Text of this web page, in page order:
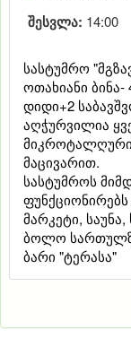
შესვლა: 14:00
სასტუმრო
ოთახიანი ბინა-
დიდი+2
აღჭურვილია
მაცივარით.
სასტუმროს
მარკეტი,
ბოლო
ბარი "ტერასა"